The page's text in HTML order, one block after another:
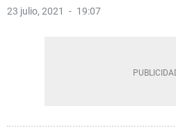
23 julio, 2021 19:07